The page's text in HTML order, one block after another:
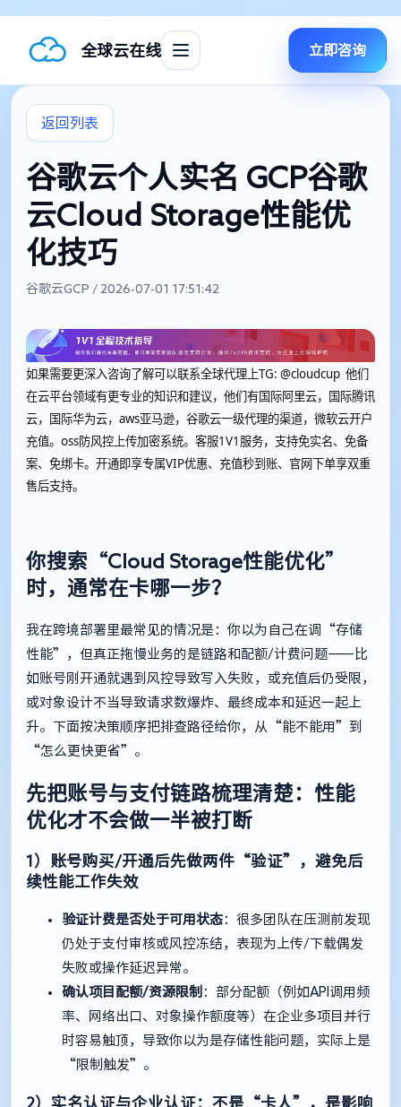
全球云在线 立即咨询
返回列表
谷歌云个人实名 GCP谷歌
云Cloud Storage性能优
化技巧
谷歌云GCP / 2026-07-01 17:51:42
如果需要更深入咨询了解可以联系全球代理上TG: @cloudcup 他们
在云平台领域有更专业的知识和建议，他们有国际阿里云，国际腾讯
云，国际华为云，aws亚马逊，谷歌云一级代理的渠道，微软云开户
充值。oss防风控上传加密系统。客服1V1服务，支持免实名、免备
案、免绑卡。开通即享专属VIP优惠、充值秒到账、官网下单享双重
售后支持。
你搜索“Cloud Storage性能优化”
时，通常在卡哪一步？
我在跨境部署里最常见的情况是：你以为自己在调“存储
性能”，但真正拖慢业务的是链路和配额/计费问题——比
如账号刚开通就遇到风控导致写入失败，或充值后仍受限，
或对象设计不当导致请求数爆炸、最终成本和延迟一起上
升。下面按决策顺序把排查路径给你，从“能不能用”到
“怎么更快更省”。
先把账号与支付链路梳理清楚：性能
优化才不会做一半被打断
1）账号购买/开通后先做两件“验证”，避免后
续性能工作失效
验证计费是否处于可用状态 ：很多团队在压测前发现
仍处于支付审核或风控冻结，表现为上传/下载偶发
失败或操作延迟异常。
确认项目配额/资源限制 ：部分配额（例如API调用频
率、网络出口、对象操作额度等）在企业多项目并行
时容易触顶，导致你以为是存储性能问题，实际上是
“限制触发”。
2）实名认证与企业认证：不是“卡人”，是影响